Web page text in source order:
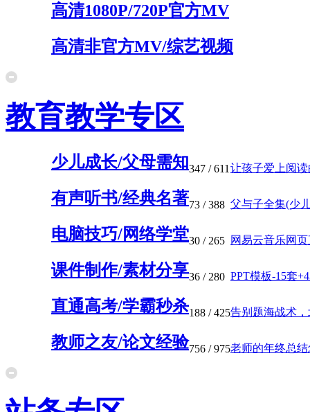
高清1080P/720P官方MV
高清非官方MV/综艺视频
教育教学专区
少儿成长/父母需知347 / 611 让孩子爱上阅
有声听书/经典名著73 / 388 父与子全集(少
电脑技巧/网络学堂30 / 265 网易云音乐网
课件制作/素材分享36 / 280 PPT模板-15套
直通高考/学霸秒杀188 / 425告别题海战术
教师之友/论文经验756 / 975老师的年终总